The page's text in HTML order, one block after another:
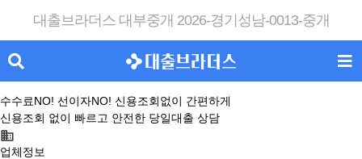
대출브라더스 대부중개 2026-경기성남-0013-중개
수수료NO! 선이자NO! 신용조회없이 간편하게
신용조회 없이 빠르고 안전한 당일대출 상담
업체정보